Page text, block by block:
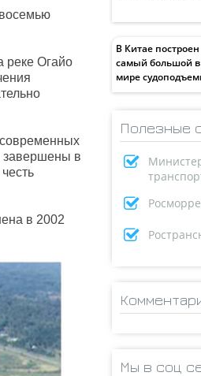
реке Огайо
завершены в
в 2002
В Китае построен
самый большой в
мире
Полезные
Мы в соц